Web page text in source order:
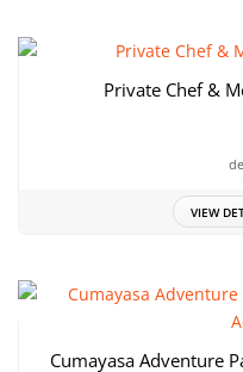
Private Chef &
VIEW
Cumayasa Adventure